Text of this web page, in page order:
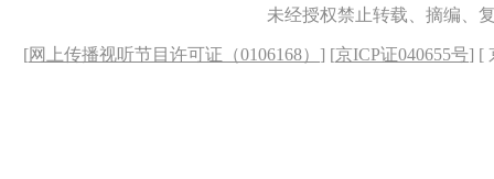
未经授权禁止转载、摘编、
[网上传播视听节目许可证（0106168） ] [京ICP证040655号] [